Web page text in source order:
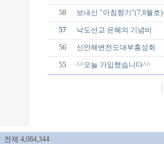
58 보내신 "아침향기"(7,8월호
57 낙도선교 은혜의 기념비
56 신안해변전도대부흥성회
55 ^^오늘 가입했습니다^^
· 전체 4,084,344